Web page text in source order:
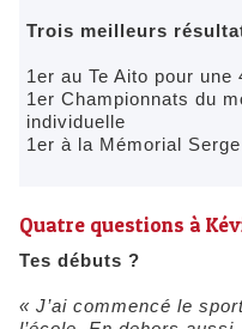
Trois meilleurs
1er au Te Aito pour
1er Championnats du
individuelle
1er à la Mémorial
Quatre questions à
Tes débuts ?
« J’ai commencé le